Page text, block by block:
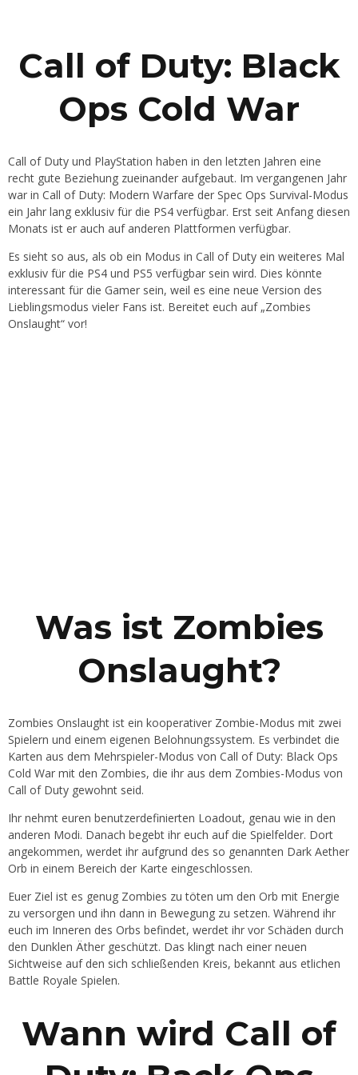
Call of Duty: Black
Ops Cold War
Call of Duty und PlayStation haben in den letzten Jahren eine
recht gute Beziehung zueinander aufgebaut. Im vergangenen Jahr
war in Call of Duty: Modern Warfare der Spec Ops Survival-Modus
ein Jahr lang exklusiv für die PS4 verfügbar. Erst seit Anfang diesen
Monats ist er auch auf anderen Plattformen verfügbar.
Es sieht so aus, als ob ein Modus in Call of Duty ein weiteres Mal
exklusiv für die PS4 und PS5 verfügbar sein wird. Dies könnte
interessant für die Gamer sein, weil es eine neue Version des
Lieblingsmodus vieler Fans ist. Bereitet euch auf „Zombies
Onslaught“ vor!
Was ist Zombies
Onslaught?
Zombies Onslaught ist ein kooperativer Zombie-Modus mit zwei
Spielern und einem eigenen Belohnungssystem. Es verbindet die
Karten aus dem Mehrspieler-Modus von Call of Duty: Black Ops
Cold War mit den Zombies, die ihr aus dem Zombies-Modus von
Call of Duty gewohnt seid.
Ihr nehmt euren benutzerdefinierten Loadout, genau wie in den
anderen Modi. Danach begebt ihr euch auf die Spielfelder. Dort
angekommen, werdet ihr aufgrund des so genannten Dark Aether
Orb in einem Bereich der Karte eingeschlossen.
Euer Ziel ist es genug Zombies zu töten um den Orb mit Energie
zu versorgen und ihn dann in Bewegung zu setzen. Während ihr
euch im Inneren des Orbs befindet, werdet ihr vor Schäden durch
den Dunklen Äther geschützt. Das klingt nach einer neuen
Sichtweise auf den sich schließenden Kreis, bekannt aus etlichen
Battle Royale Spielen.
Wann wird Call of